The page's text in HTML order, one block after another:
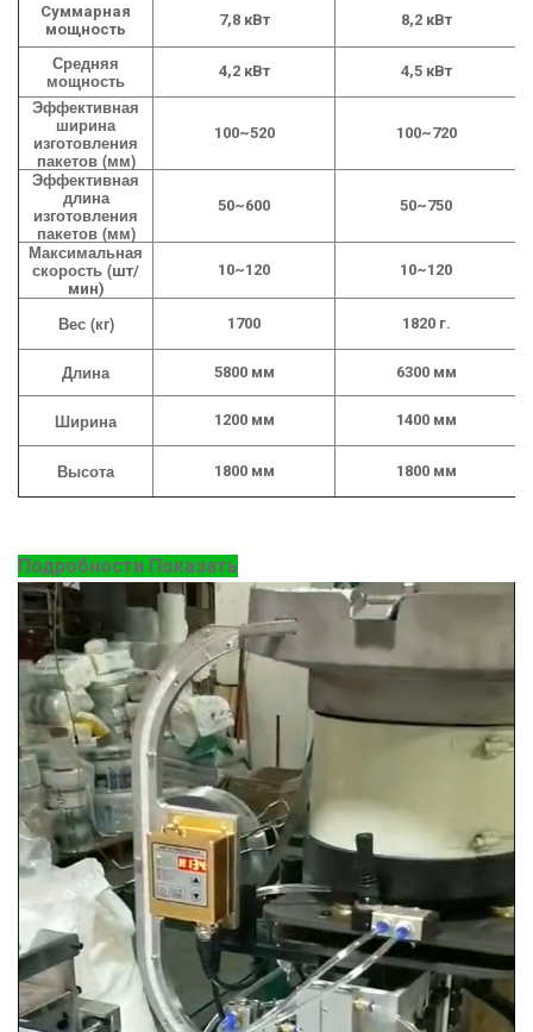
Суммарная
мощность
7,8 кВт 8,2 кВт
Средняя
мощность 4,2 кВт 4,5 кВт
Эффективная
ширина
изготовления
пакетов (мм)
100~520 100~720
Эффективная
длина
изготовления
пакетов (мм)
50~600 50~750
Максимальная
скорость (шт/
мин)
10~120 10~120
Вес (кг) 1700 1820 г.
Длина 5800 мм 6300 мм
Ширина 1200 мм 1400 мм
Высота 1800 мм 1800 мм
Подробности Показать